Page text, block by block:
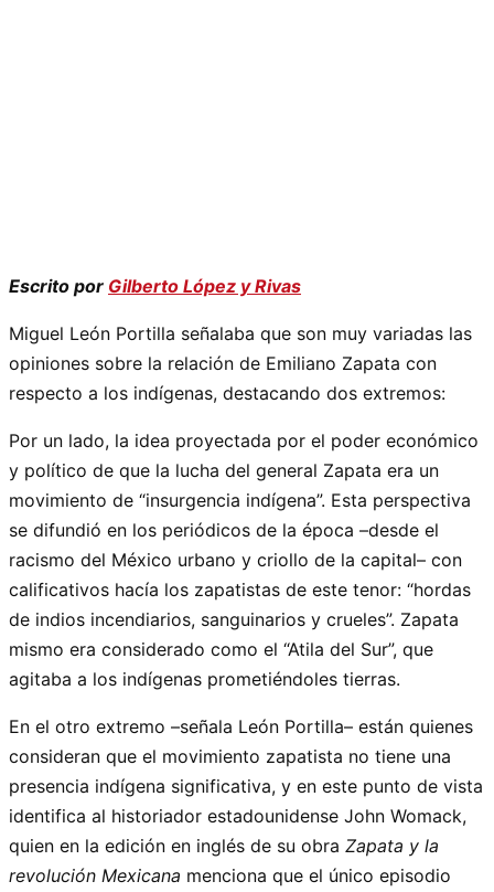
Escrito por Gilberto López y Rivas
Miguel León Portilla señalaba que son muy variadas las
opiniones sobre la relación de Emiliano Zapata con
respecto a los indígenas, destacando dos extremos:
Por un lado, la idea proyectada por el poder económico
y político de que la lucha del general Zapata era un
movimiento de “insurgencia indígena”. Esta perspectiva
se difundió en los periódicos de la época –desde el
racismo del México urbano y criollo de la capital– con
calificativos hacía los zapatistas de este tenor: “hordas
de indios incendiarios, sanguinarios y crueles”. Zapata
mismo era considerado como el “Atila del Sur”, que
agitaba a los indígenas prometiéndoles tierras.
En el otro extremo –señala León Portilla– están quienes
consideran que el movimiento zapatista no tiene una
presencia indígena significativa, y en este punto de vista
identifica al historiador estadounidense John Womack,
quien en la edición en inglés de su obra Zapata y la
revolución Mexicana menciona que el único episodio